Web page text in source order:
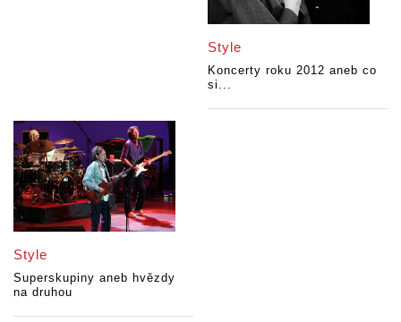
Style
Koncerty roku 2012 aneb co
si...
Style
Superskupiny aneb hvězdy
na druhou